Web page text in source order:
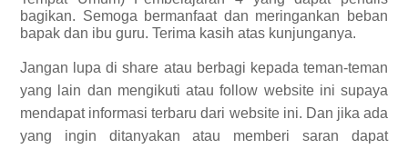
bagikan. Semoga bermanfaat dan meringankan beban
bapak dan ibu guru. Terima kasih atas kunjunganya.
Jangan lupa di share atau berbagi kepada teman-teman
yang lain dan mengikuti atau follow website ini supaya
mendapat informasi terbaru dari website ini. Dan jika ada
yang ingin ditanyakan atau memberi saran dapat